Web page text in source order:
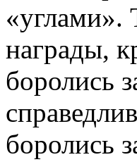
«углами».
награды,
боролись
боролись